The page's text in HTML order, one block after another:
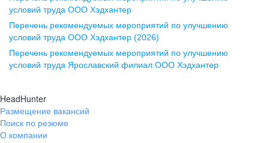
ул. Спартаковская, д. 2А, этаж 3,
помещение 15
+7 843 212-12-50
Екатеринбург
ул. Боевых Дружин, стр. 20,
условий труда ООО Хэдхантер
Перечень рекомендуемых мероприятий по улучшению
условий труда ООО Хэдхантер (2026)
Перечень рекомендуемых мероприятий по улучшению
условий труда Ярославский филиал ООО Хэдхантер
HeadHunter
Размещение вакансий
Поиск по резюме
О компании